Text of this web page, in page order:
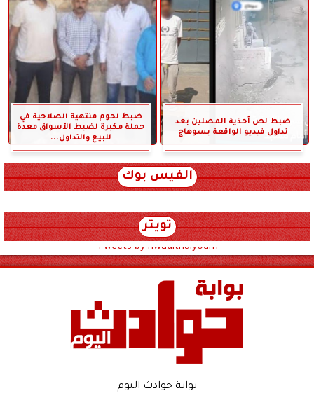
ضبط لص أحذية المصلين بعد
تداول فيديو الواقعة بسوهاج
ضبط لحوم منتهية الصلاحية في
حملة مكبرة لضبط الأسواق معدة
للبيع والتداول...
الفيس بوك
تويتر
Tweets by hwadithalyoum
بوابة حوادث اليوم